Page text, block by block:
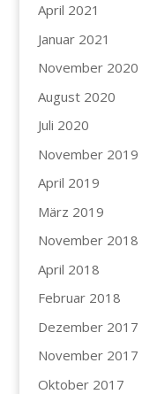
April 2021
Januar 2021
November 2020
August 2020
Juli 2020
November 2019
April 2019
März 2019
November 2018
April 2018
Februar 2018
Dezember 2017
November 2017
Oktober 2017